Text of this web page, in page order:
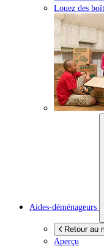
Louez des
Aides-déménageurs
Retour au
Aperçu